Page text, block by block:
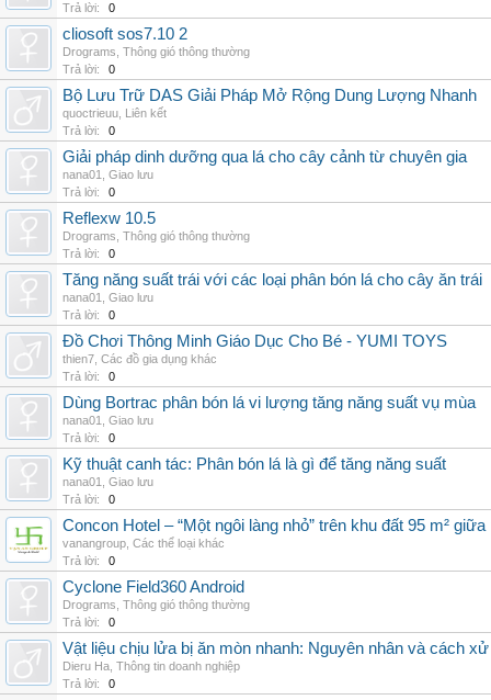
Trả lời:
0
cliosoft sos7.10 2
Drograms Thông gió thông thường
Trả lời:
0
Bộ Lưu Trữ DAS Giải Pháp Mở Rộng Dung Lượng Nhanh
quoctrieuu Liên kết
Trả lời:
0
Giải pháp dinh dưỡng qua lá cho cây cảnh từ chuyên gia
nana01
Giao lưu
Trả lời:
0
Reflexw 10.5
Drograms Thông gió thông thường
Trả lời:
0
Tăng năng suất trái với các loại phân bón lá cho cây ăn trái
nana01
Giao lưu
Trả lời:
0
Đồ Chơi Thông Minh Giáo Dục Cho Bé - YUMI TOYS
thien7 Các đồ gia dụng khác
Trả lời:
0
Dùng Bortrac phân bón lá vi lượng tăng năng suất vụ mùa
nana01
Giao lưu
Trả lời:
0
Kỹ thuật canh tác: Phân bón lá là gì để tăng năng suất
nana01
Giao lưu
Trả lời:
0
Concon Hotel – “Một ngôi làng nhỏ” trên khu đất 95 m²
vanangroup Các thể loại khác
Trả lời:
0
Cyclone Field360 Android
Drograms Thông gió thông thường
Trả lời:
0
Vật liệu chịu lửa bị ăn mòn nhanh: Nguyên nhân và cách
Dieru Ha Thông tin doanh nghiệp
Trả lời:
0